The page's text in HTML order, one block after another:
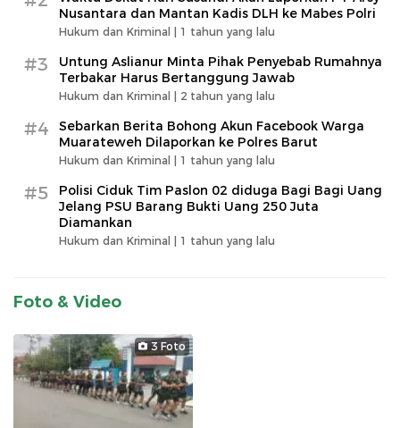
Nusantara dan Mantan Kadis DLH ke Mabes Polri
Hukum dan Kriminal | 1 tahun yang lalu
#3
Untung Aslianur Minta Pihak Penyebab Rumahnya
Terbakar Harus Bertanggung Jawab
Hukum dan Kriminal | 2 tahun yang lalu
#4
Sebarkan Berita Bohong Akun Facebook Warga
Muarateweh Dilaporkan ke Polres Barut
Hukum dan Kriminal | 1 tahun yang lalu
#5
Polisi Ciduk Tim Paslon 02 diduga Bagi Bagi Uang
Jelang PSU Barang Bukti Uang 250 Juta
Diamankan
Hukum dan Kriminal | 1 tahun yang lalu
Foto & Video
3 Foto